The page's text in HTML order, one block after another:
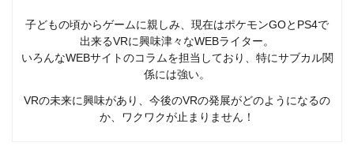
子どもの頃からゲームに親しみ、現在はポケモンGOとPS4で
出来るVRに興味津々なWEBライター。
いろんなWEBサイトのコラムを担当しており、特にサブカル関
係には強い。
VRの未来に興味があり、今後のVRの発展がどのようになるの
か、ワクワクが止まりません！